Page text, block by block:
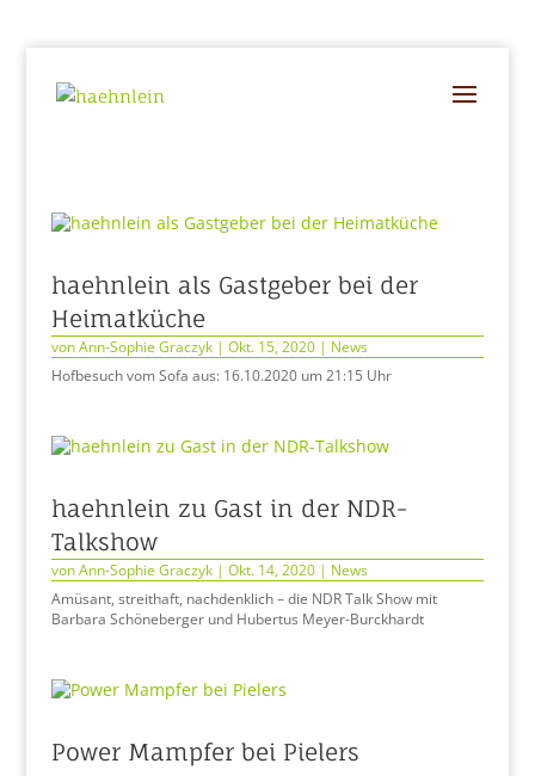
haehnlein als Gastgeber bei der
Heimatküche
vonAnn-Sophie Graczyk| Okt. 15, 2020| News
Hofbesuch vom Sofa aus: 16.10.2020 um 21:15 Uhr
haehnlein zu Gast in der NDR-
Talkshow
vonAnn-Sophie Graczyk| Okt. 14, 2020| News
Amüsant, streithaft, nachdenklich – die NDR Talk Show mit
Barbara Schöneberger und Hubertus Meyer-Burckhardt
Power Mampfer bei Pielers